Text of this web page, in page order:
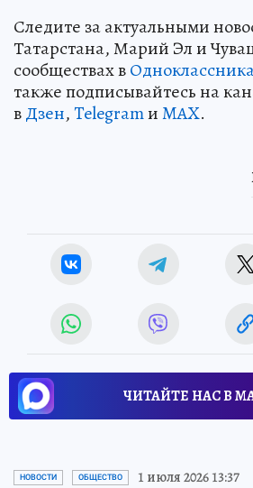
Следите за актуальными
Татарстана, Марий Эл и
сообществах в
также подписывайтесь на
вДзен,TelegramиMAX.
ЧИТАЙТЕ НАС В
НОВОСТИ ОБЩЕСТВО 1 июля 2026 13:37